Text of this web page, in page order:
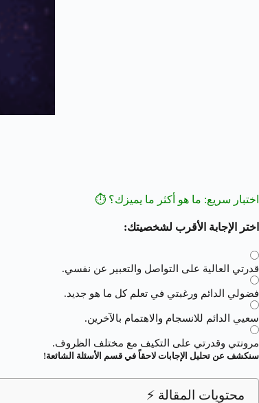
اختبار سريع: ما هو أكثر ما يميزك؟ ⏱️
اختر الإجابة الأقرب لشخصيتك:
قدرتي العالية على التواصل والتعبير عن نفسي.
فضولي الدائم ورغبتي في تعلم كل ما هو جديد.
سعيي الدائم للانسجام والاهتمام بالآخرين.
مرونتي وقدرتي على التكيف مع مختلف الظروف.
سنكشف عن تحليل الإجابات لاحقاً في قسم الأسئلة الشائعة!
محتويات المقالة ⚡